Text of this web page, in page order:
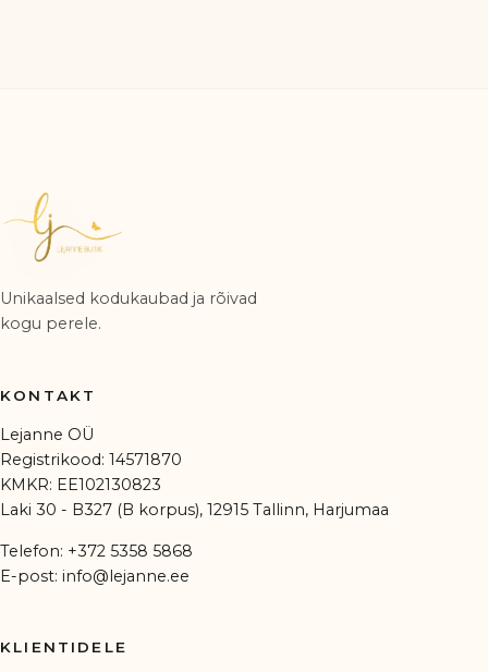
Unikaalsed kodukaubad ja rõivad
kogu perele.
KONTAKT
Lejanne OÜ
Registrikood: 14571870
KMKR: EE102130823
Laki 30 - B327 (B korpus), 12915 Tallinn, Harjumaa
Telefon: +372 5358 5868
E-post: info@lejanne.ee
KLIENTIDELE